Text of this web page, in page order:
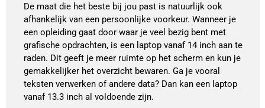
De maat die het beste bij jou past is natuurlijk ook
afhankelijk van een persoonlijke voorkeur. Wanneer je
een opleiding gaat door waar je veel bezig bent met
grafische opdrachten, is een laptop vanaf 14 inch aan te
raden. Dit geeft je meer ruimte op het scherm en kun je
gemakkelijker het overzicht bewaren. Ga je vooral
teksten verwerken of andere data? Dan kan een laptop
vanaf 13.3 inch al voldoende zijn.